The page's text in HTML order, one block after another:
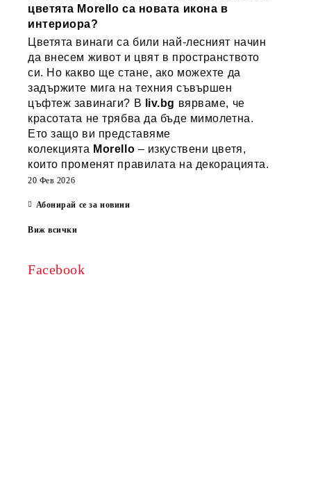
цветята Morello са новата икона в
интериора?
Цветята винаги са били най-лесният начин
да внесем живот и цвят в пространството
си. Но какво ще стане, ако можехте да
задържите мига на техния съвършен
цъфтеж завинаги? В
liv.bg вярваме, че
красотата не трябва да бъде мимолетна.
Ето защо ви представяме
колекцията Morello – изкуствени цветя,
които променят правилата на декорацията.
20 Фев 2026
Абонирай се за новини
Виж всички
Facebook